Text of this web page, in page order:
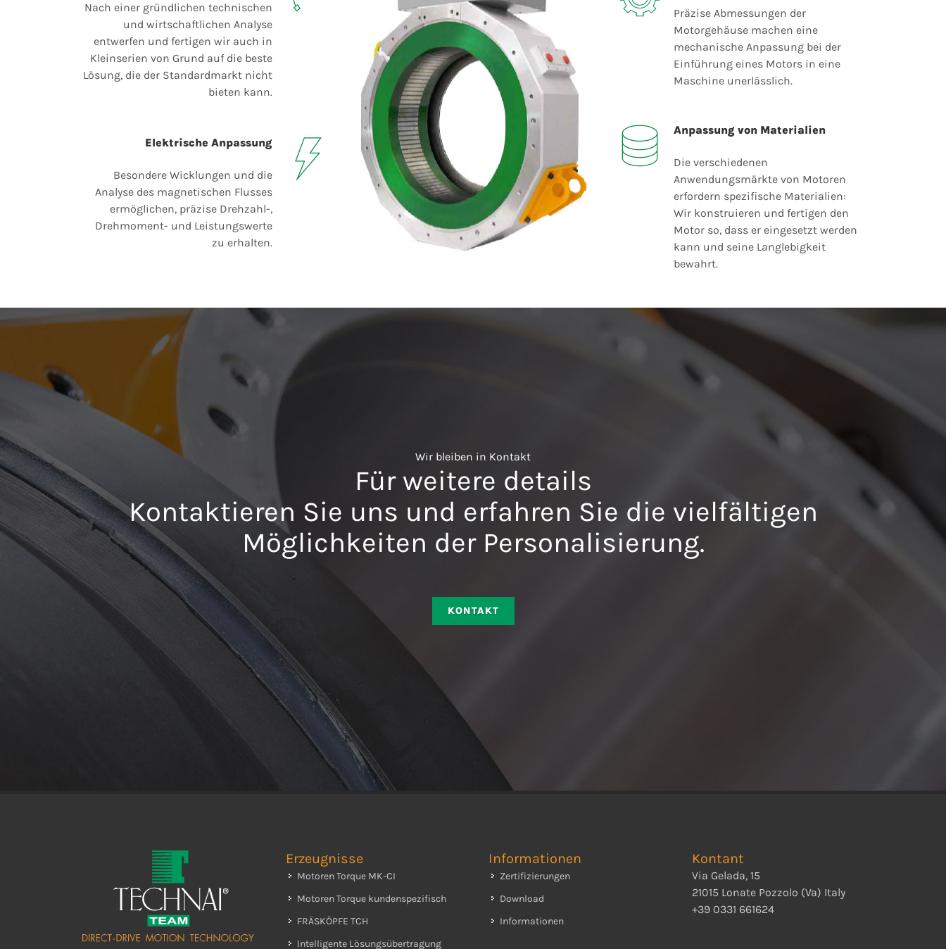
Nach einer gründlichen technischen
und wirtschaftlichen Analyse
entwerfen und fertigen wir auch in
Kleinserien von Grund auf die beste
Lösung, die der Standardmarkt nicht
bieten kann.
Elektrische Anpassung
Besondere Wicklungen und die
Analyse des magnetischen Flusses
ermöglichen, präzise Drehzahl-,
Drehmoment- und Leistungswerte
zu erhalten.
Präzise Abmessungen der
Motorgehäuse machen eine
mechanische Anpassung bei der
Einführung eines Motors in eine
Maschine unerlässlich.
Anpassung von Materialien
Die verschiedenen
Anwendungsmärkte von Motoren
erfordern spezifische Materialien:
Wir konstruieren und fertigen den
Motor so, dass er eingesetzt werden
kann und seine Langlebigkeit
bewahrt.
Wir bleiben in Kontakt
Für weitere details
Kontaktieren Sie uns und erfahren Sie die vielfältigen
Möglichkeiten der Personalisierung.
KONTAKT
Erzeugnisse
Motoren Torque MK-CI
Motoren Torque kundenspezifisch
FRÄSKÖPFE TCH
Intelligente Lösungsübertragung
Informationen
Zertifizierungen
Download
Informationen
Kontant
Via Gelada, 15
21015 Lonate Pozzolo (Va) Italy
+39 0331 661624